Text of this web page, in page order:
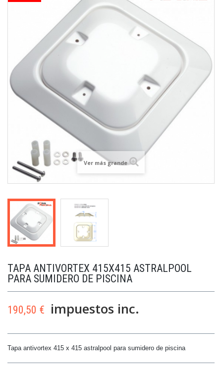
Ver más grande
TAPA ANTIVORTEX 415X415 ASTRALPOOL
PARA SUMIDERO DE PISCINA
190,50 € impuestos inc.
Tapa antivortex 415 x 415 astralpool para sumidero de piscina